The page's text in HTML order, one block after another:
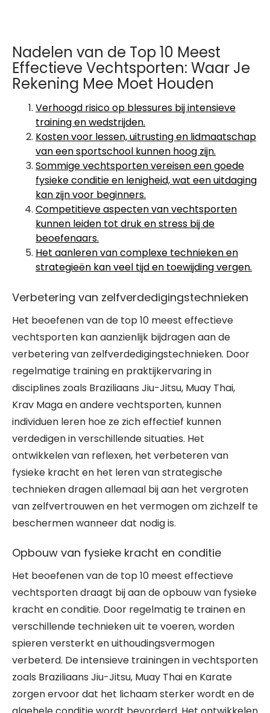
Nadelen van de Top 10 Meest
Effectieve Vechtsporten: Waar Je
Rekening Mee Moet Houden
Verhoogd risico op blessures bij intensieve
training en wedstrijden.
Kosten voor lessen, uitrusting en lidmaatschap
van een sportschool kunnen hoog zijn.
Sommige vechtsporten vereisen een goede
fysieke conditie en lenigheid, wat een uitdaging
kan zijn voor beginners.
Competitieve aspecten van vechtsporten
kunnen leiden tot druk en stress bij de
beoefenaars.
Het aanleren van complexe technieken en
strategieën kan veel tijd en toewijding vergen.
Verbetering van zelfverdedigingstechnieken
Het beoefenen van de top 10 meest effectieve
vechtsporten kan aanzienlijk bijdragen aan de
verbetering van zelfverdedigingstechnieken. Door
regelmatige training en praktijkervaring in
disciplines zoals Braziliaans Jiu-Jitsu, Muay Thai,
Krav Maga en andere vechtsporten, kunnen
individuen leren hoe ze zich effectief kunnen
verdedigen in verschillende situaties. Het
ontwikkelen van reflexen, het verbeteren van
fysieke kracht en het leren van strategische
technieken dragen allemaal bij aan het vergroten
van zelfvertrouwen en het vermogen om zichzelf te
beschermen wanneer dat nodig is.
Opbouw van fysieke kracht en conditie
Het beoefenen van de top 10 meest effectieve
vechtsporten draagt bij aan de opbouw van fysieke
kracht en conditie. Door regelmatig te trainen en
verschillende technieken uit te voeren, worden
spieren versterkt en uithoudingsvermogen
verbeterd. De intensieve trainingen in vechtsporten
zoals Braziliaans Jiu-Jitsu, Muay Thai en Karate
zorgen ervoor dat het lichaam sterker wordt en de